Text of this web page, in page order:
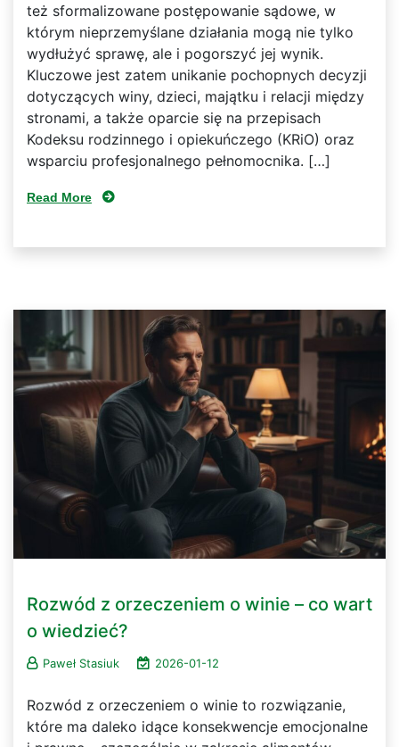
też sformalizowane postępowanie sądowe, w
którym nieprzemyślane działania mogą nie tylko
wydłużyć sprawę, ale i pogorszyć jej wynik.
Kluczowe jest zatem unikanie pochopnych decyzji
dotyczących winy, dzieci, majątku i relacji między
stronami, a także oparcie się na przepisach
Kodeksu rodzinnego i opiekuńczego (KRiO) oraz
wsparciu profesjonalnego pełnomocnika. […]
Read More
Rozwód z orzeczeniem o winie – co wart
o wiedzieć?
Paweł Stasiuk 2026-01-12
Rozwód z orzeczeniem o winie to rozwiązanie,
które ma daleko idące konsekwencje emocjonalne